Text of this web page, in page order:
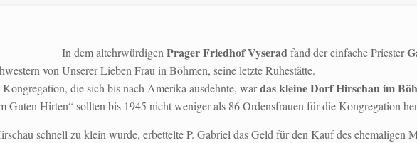
In dem altehrwürdigenPrager Friedhof Vyseradfand der einfache Priester
von Unserer Lieben Frau in Böhmen, seine letzte Ruhestätte.
die sich bis nach Amerika ausdehnte, wardas kleine Dorf Hirschau im
Guten Hirten“ sollten bis 1945 nicht weniger als 86 Ordensfrauen für die Kongregation
schnell zu klein wurde, erbettelte P. Gabriel das Geld für den Kauf des ehemaligen